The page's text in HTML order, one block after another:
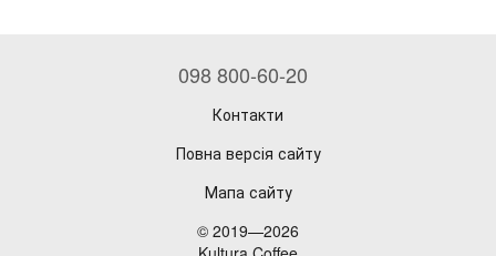
Переваги наших електрочайників:
Точний контроль температури:Налаштування з
точністю до 1°C для різних методів заварювання та
098 800-60-20
Контакти
Повна версія сайту
Мапа сайту
© 2019—2026